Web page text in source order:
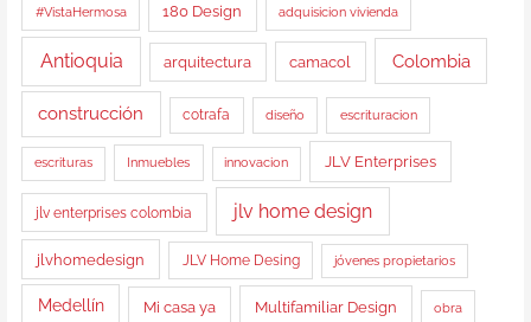
#VistaHermosa 180 Design adquisicion vivienda
Antioquia arquitectura camacol Colombia
construcción cotrafa diseño escrituracion
escrituras Inmuebles innovacion JLV Enterprises
jlv enterprises colombia jlv home design
jlvhomedesign JLV Home Desing jóvenes propietarios
Medellín Mi casa ya Multifamiliar Design obra